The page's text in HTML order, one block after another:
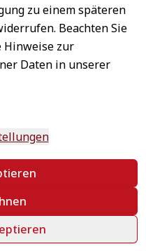
zu einem späteren
Beachten Sie
Hinweise zur
Daten in unserer